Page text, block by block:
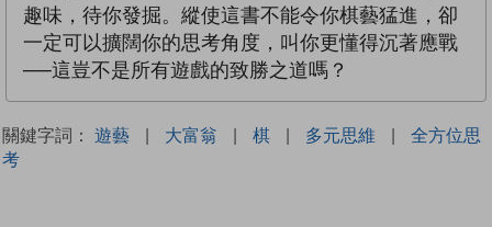
趣味，待你發掘。縱使這書不能令你棋藝猛進，卻
一定可以擴闊你的思考角度，叫你更懂得沉著應戰
──這豈不是所有遊戲的致勝之道嗎？
關鍵字詞： 遊藝 | 大富翁 | 棋 | 多元思維 |
全方位思
考